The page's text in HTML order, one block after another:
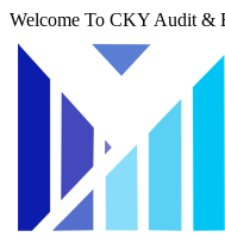
Welcome To CKY Audit &